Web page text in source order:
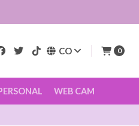
CO 0
WEB CAM